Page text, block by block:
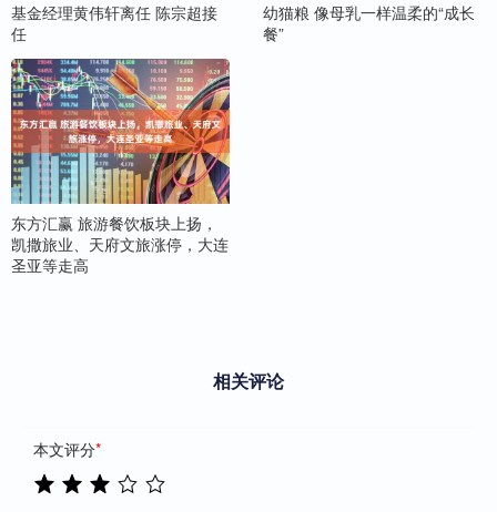
基金经理黄伟轩离任 陈宗超接
任
幼猫粮 像母乳一样温柔的“成长
餐”
东方汇赢 旅游餐饮板块上扬，
凯撒旅业、天府文旅涨停，大连
圣亚等走高
相关评论
本文评分*